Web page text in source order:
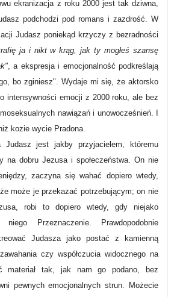
ekranizacja z roku 2000 jest tak dziwna,
podchodzi pod romans i zazdrość. W
Judasz poniekąd krzyczy z bezradności
ja i nikt w krąg, jak ty mogłeś szansę
, a ekspresja i emocjonalność podkreślają
bo zginiesz". Wydaje mi się, że aktorsko
intensywności emocji z 2000 roku, ale bez
nawiązań i unowocześnień. I
kozie wycie Pradona.
Judasz jest jakby przyjacielem, któremu
na dobru Jezusa i społeczeństwa. On nie
zaczyna się wahać dopiero wtedy,
może je przekazać potrzebującym; on nie
robi to dopiero wtedy, gdy niejako
niego Przeznaczenie.
Prawdopodobnie
Judasza jako postać z kamienną
czy współczucia widocznego na
materiał tak, jak nam go podano, bez
pewnych emocjonalnych strun.
Możecie